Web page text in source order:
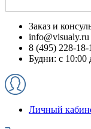
Заказ и
info@visualy.ru
8 (495) 228-18-
Будни: с 10:00
Личный